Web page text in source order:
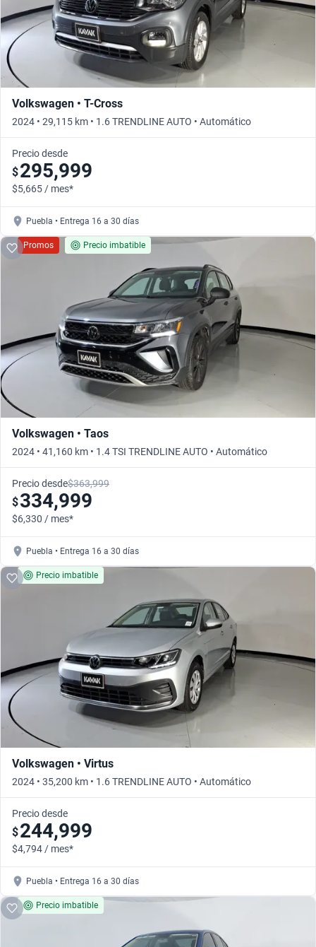
Volkswagen • T-Cross
2024 • 29,115 km • 1.6 TRENDLINE AUTO • Automático
Precio desde
$295,999
$5,665 / mes*
Puebla • Entrega 16 a 30 días
Promos Precio imbatible
Volkswagen • Taos
2024 • 41,160 km • 1.4 TSI TRENDLINE AUTO • Automático
Precio desde$363,999
$334,999
$6,330 / mes*
Puebla • Entrega 16 a 30 días
Precio imbatible
Volkswagen • Virtus
2024 • 35,200 km • 1.6 TRENDLINE AUTO • Automático
Precio desde
$244,999
$4,794 / mes*
Puebla • Entrega 16 a 30 días
Precio imbatible